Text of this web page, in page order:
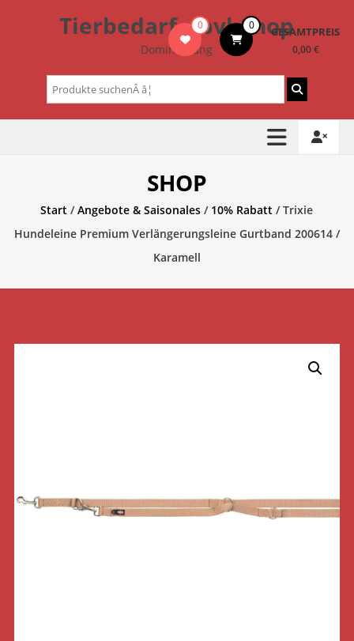
Tierbedarf – bvl-Shop
Dominik Lang
0 0 GESAMTPREIS
0,00 €
Suchen
nach:
SHOP
Start /Angebote & Saisonales / 10% Rabatt / Trixie
Hundeleine Premium Verlängerungsleine Gurtband 200614 /
Karamell